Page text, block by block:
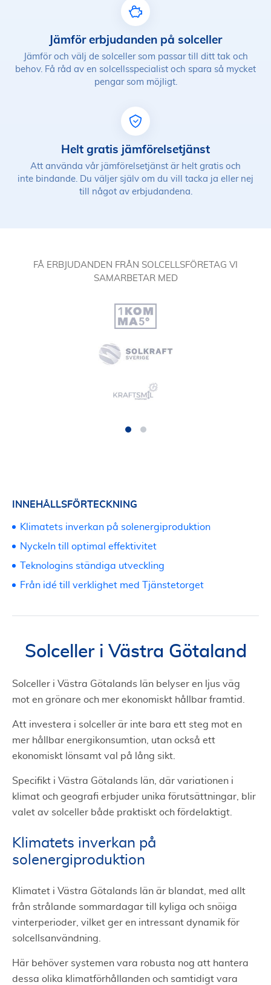
Jämför erbjudanden på solceller
Jämför och välj de solceller som passar till ditt tak och
behov. Få råd av en solcellsspecialist och spara så mycket
pengar som möjligt.
Helt gratis jämförelsetjänst
Att använda vår jämförelsetjänst är helt gratis och
inte bindande. Du väljer själv om du vill tacka ja eller nej
till något av erbjudandena.
FÅ ERBJUDANDEN FRÅN SOLCELLSFÖRETAG VI
SAMARBETAR MED
Solceller i Västra Götaland
Solceller i Västra Götalands län belyser en ljus väg
mot en grönare och mer ekonomiskt hållbar framtid.
Att investera i solceller är inte bara ett steg mot en
mer hållbar energikonsumtion, utan också ett
ekonomiskt lönsamt val på lång sikt.
Specifikt i Västra Götalands län, där variationen i
klimat och geografi erbjuder unika förutsättningar, blir
valet av solceller både praktiskt och fördelaktigt.
Klimatets inverkan på
solenergiproduktion
Klimatet i Västra Götalands län är blandat, med allt
från strålande sommardagar till kyliga och snöiga
vinterperioder, vilket ger en intressant dynamik för
solcellsanvändning.
Här behöver systemen vara robusta nog att hantera
dessa olika klimatförhållanden och samtidigt vara
INNEHÅLLSFÖRTECKNING
Klimatets inverkan på solenergiproduktion
Nyckeln till optimal effektivitet
Teknologins ständiga utveckling
Från idé till verklighet med Tjänstetorget